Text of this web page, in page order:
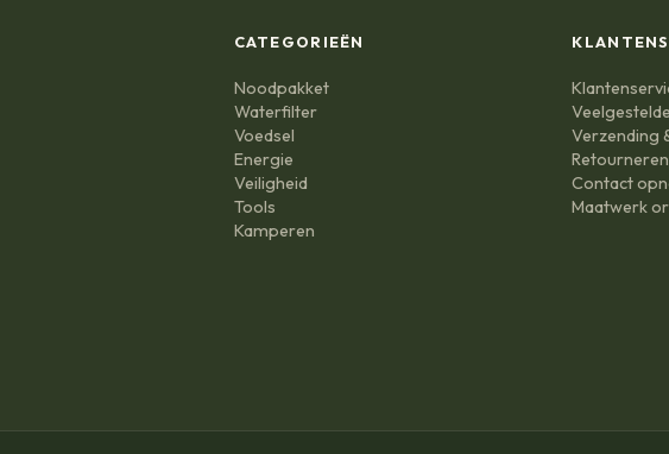
CATEGORIEËN
Noodpakket
Waterfilter
Voedsel
Energie
Veiligheid
Tools
Kamperen
Verzending
Retourneren
Contact
Maatwerk